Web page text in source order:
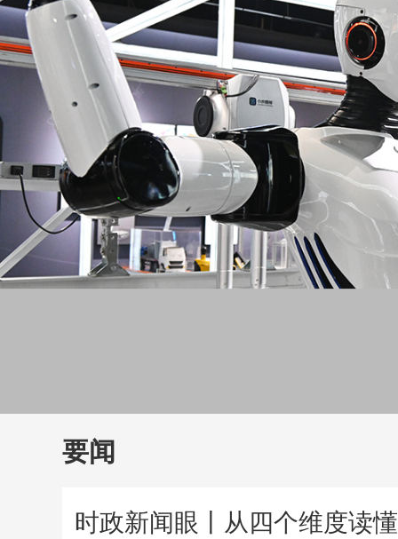
现场
体育
VIP会员
财经
大国智造
CCTV.节
要闻
时政新闻眼丨从四个维度读